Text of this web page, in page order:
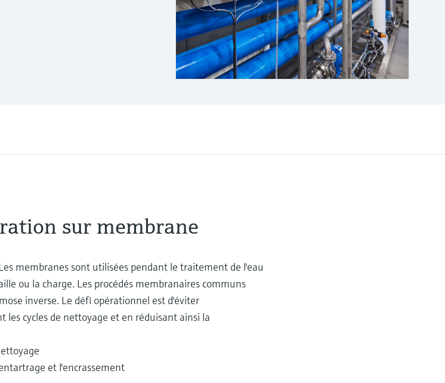
sur membrane
membranes sont utilisées pendant le traitement de l'eau
ou la charge. Les procédés membranaires communs
inverse. Le défi opérationnel est d'éviter
les cycles de nettoyage et en réduisant ainsi la
et l'encrassement